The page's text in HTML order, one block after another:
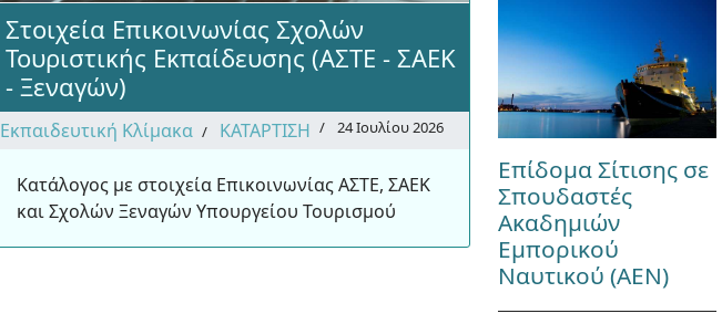
Στοιχεία Επικοινωνίας Σχολών
Τουριστικής Εκπαίδευσης (ΑΣΤΕ - ΣΑΕΚ
- Ξεναγών)
Εκπαιδευτική Κλίμακα ΚΑΤΑΡΤΙΣΗ 24 Ιουλίου 2026
Κατάλογος με στοιχεία Επικοινωνίας ΑΣΤΕ, ΣΑΕΚ
και Σχολών Ξεναγών Υπουργείου Τουρισμού
Επίδομα Σίτισης σε
Σπουδαστές
Ακαδημιών
Εμπορικού
Ναυτικού (ΑΕΝ)